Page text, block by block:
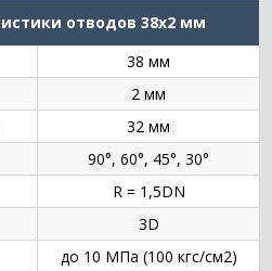
отводов 38х2 мм
38 мм
2 мм
32 мм
90°, 60°, 45°, 30°
R = 1,5DN
3D
до 10 МПа (100 кгс/см2)